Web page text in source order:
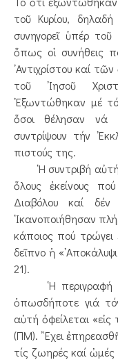
τοῦ Κυρίου,
συνηγορεῖ ὑπέρ
ὅπως οἱ συνήθεις
᾿Αντιχρίστου καί
τοῦ ᾿Ιησοῦ
᾿Εξωντώθηκαν μέ
ὅσοι θέλησαν νά
συντρίψουν τήν
πιστούς της.
῾Η συντριβή αὐτή
ὅλους ἐκείνους
Διαβόλου καί
῾Ικανοποιήθησαν
κάποιος πού τρώγει
δεῖπνο ἡ
21).
῾Η περιγραφή
ὁπωσδήποτε γιά
αὐτή ὀφείλεται «εἰς
(ΠΜ). ῎Εχει
τίς ζωηρές καί ὠμές